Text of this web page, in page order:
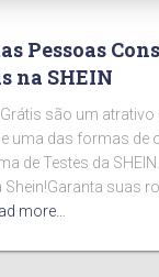
Pessoas
na SHEIN
são um atrativo
uma das formas de
de Testes da
suas
more…